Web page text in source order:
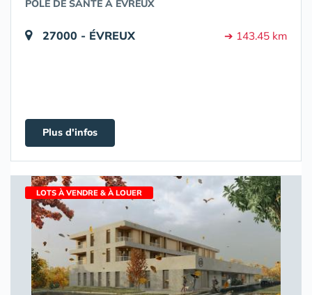
PÔLE DE SANTÉ À EVREUX
27000 - ÉVREUX ➔ 143.45 km
Plus d'infos
LOTS À VENDRE & À LOUER